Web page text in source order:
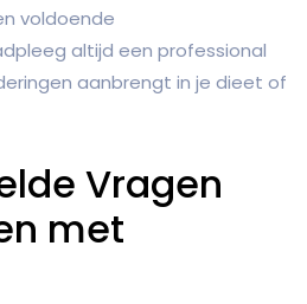
voldoende
altijd een professional
aanbrengt in je dieet of
Vragen
met